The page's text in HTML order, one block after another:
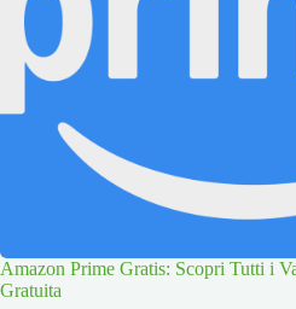
Amazon Prime Gratis: Scopri Tutti i
Gratuita